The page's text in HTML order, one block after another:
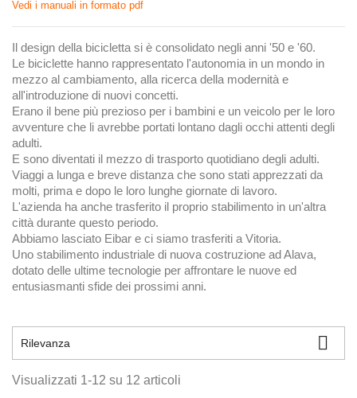
Vedi i manuali in formato pdf
Il design della bicicletta si è consolidato negli anni '50 e '60.
Le biciclette hanno rappresentato l'autonomia in un mondo in
mezzo al cambiamento, alla ricerca della modernità e
all'introduzione di nuovi concetti.
Erano il bene più prezioso per i bambini e un veicolo per le loro
avventure che li avrebbe portati lontano dagli occhi attenti degli
adulti.
E sono diventati il ​​mezzo di trasporto quotidiano degli adulti.
Viaggi a lunga e breve distanza che sono stati apprezzati da
molti, prima e dopo le loro lunghe giornate di lavoro.
L'azienda ha anche trasferito il proprio stabilimento in un'altra
città durante questo periodo.
Abbiamo lasciato Eibar e ci siamo trasferiti a Vitoria.
Uno stabilimento industriale di nuova costruzione ad Alava,
dotato delle ultime tecnologie per affrontare le nuove ed
entusiasmanti sfide dei prossimi anni.
Rilevanza 
Visualizzati 1-12 su 12 articoli